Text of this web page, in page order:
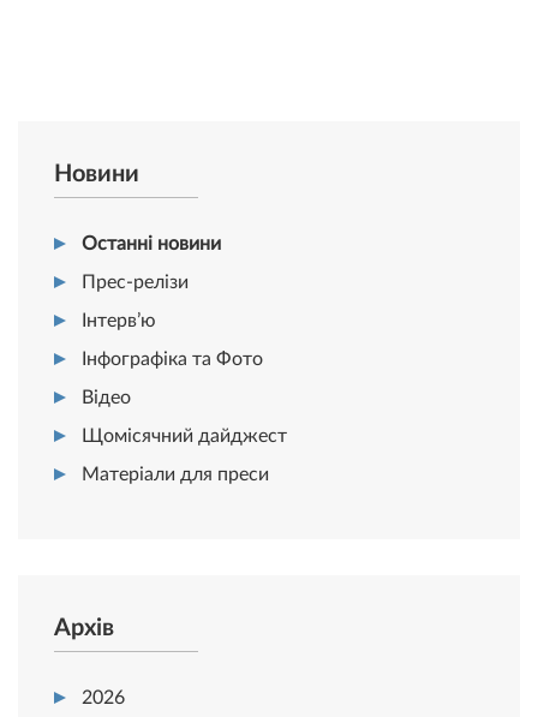
Новини
Останні новини
Прес-релізи
Інтерв’ю
Інфографіка та Фото
Відео
Щомісячний дайджест
Матеріали для преси
Архів
2026